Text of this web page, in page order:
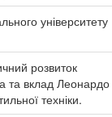
університету
розвиток
та вклад Леонардо
техніки.